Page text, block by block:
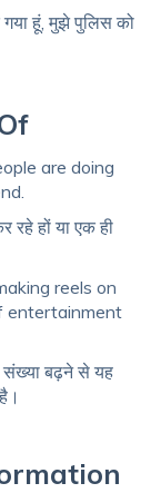
हूं, मुझे पुलिस को
are doing
रहे हों या एक ही
reels on
entertainment
बढ़ने से यह